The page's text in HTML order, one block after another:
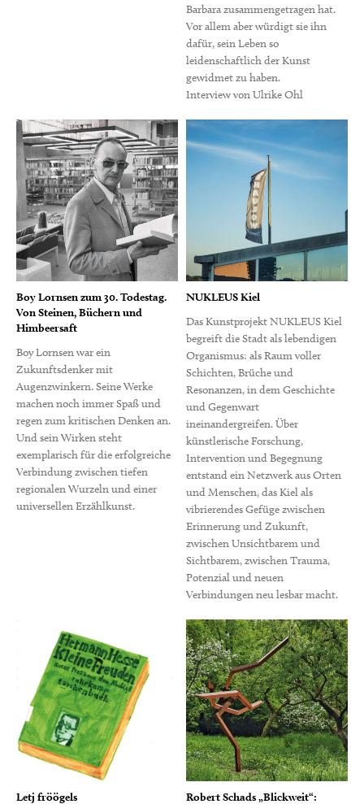
Barbara zusammengetragen hat.
Vor allem aber würdigt sie ihn
dafür, sein Leben so
leidenschaftlich der Kunst
gewidmet zu haben.
Interview von Ulrike Ohl
Boy Lornsen zum 30. Todestag.
Von Steinen, Büchern und
Himbeersaft
Boy Lornsen war ein
Zukunftsdenker mit
Augenzwinkern. Seine Werke
machen noch immer Spaß und
regen zum kritischen Denken an.
Und sein Wirken steht
exemplarisch für die erfolgreiche
Verbindung zwischen tiefen
regionalen Wurzeln und einer
universellen Erzählkunst.
NUKLEUS Kiel
Das Kunstprojekt NUKLEUS Kiel
begreift die Stadt als lebendigen
Organismus: als Raum voller
Schichten, Brüche und
Resonanzen, in dem Geschichte
und Gegenwart
ineinandergreifen. Über
künstlerische Forschung,
Intervention und Begegnung
entstand ein Netzwerk aus Orten
und Menschen, das Kiel als
vibrierendes Gefüge zwischen
Erinnerung und Zukunft,
zwischen Unsichtbarem und
Sichtbarem, zwischen Trauma,
Potenzial und neuen
Verbindungen neu lesbar macht.
Letj fröögels
Robert Schads „Blickweit“: